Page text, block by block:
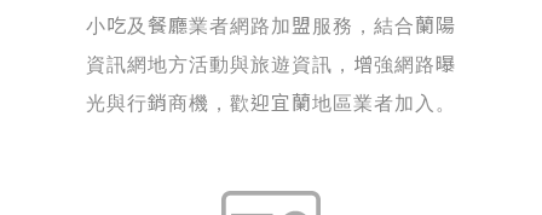
小吃及餐廳業者網路加盟服務，結合蘭陽
資訊網地方活動與旅遊資訊，增強網路曝
光與行銷商機，歡迎宜蘭地區業者加入。